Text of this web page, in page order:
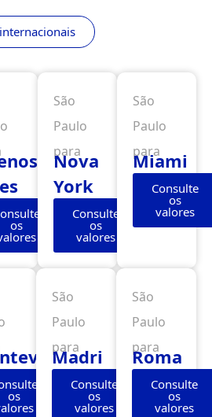
os
São
Paulo
para
Nova
York
Consulte
os
valores
São
Paulo
para
Miami
Consulte
os
valores
os
São
Paulo
para
Madri
Consulte
os
valores
São
Paulo
para
Roma
Consulte
os
valores